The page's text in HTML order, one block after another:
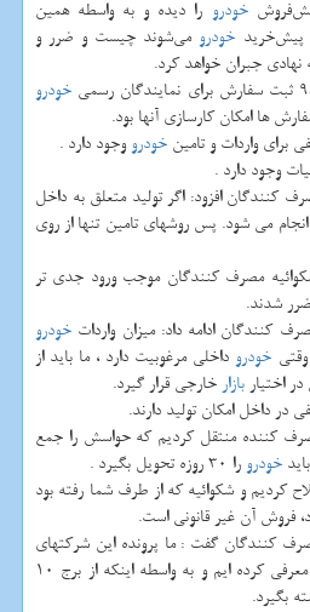
خودرو را دیده و به واسطه همین
پیش‌خرید خودرو می‌شوند چیست و ضرر و
نهادی جبران خواهد كرد.
خودرو
ها امكان كارسازی آنها بود.
برای واردات و تامین خودرو وجود دارد .
وجود دارد .
كنندگان افزود: اگر تولید متعلق به داخل
می شود. پس روشهای تامین تنها از روی
مصرف كنندگان موجب ورود جدی تر
شدند.
كنندگان ادامه داد: میزان واردات خودرو
خودرو داخلی مرغوبیت دارد ، ما باید از
اختیار بازار خارجی قرار گیرد.
در داخل امكان تولید دارند.
كننده منتقل كردیم كه حواسش را جمع
خودرو را 30 روزه تحویل بگیرد .
كردیم و شكوائیه كه از طرف شما رفته بود
فروش آن غیر قانونی است.
كنندگان گفت : ما پرونده این شركتهای
متخلف را به دستگاه قضایی هم معرفی كرده ایم و به واسطه اینكه از برج 10